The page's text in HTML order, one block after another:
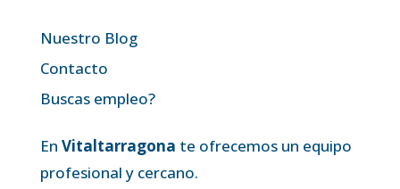
Nuestro Blog
Contacto
Buscas empleo?
En Vitaltarragona te ofrecemos un equipo
profesional y cercano.